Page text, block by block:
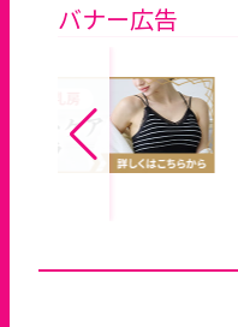
送
バナー広告